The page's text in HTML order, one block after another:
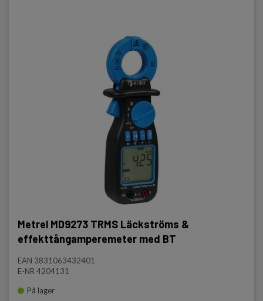
Metrel MD9273 TRMS Läckströms &
effekttångamperemeter med BT
EAN 3831063432401
E-NR 4204131
På lager